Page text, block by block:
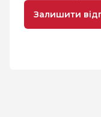
Залишити